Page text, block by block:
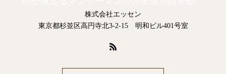
株式会社エッセン
東京都杉並区高円寺北3-2-15 明和ビル401号室